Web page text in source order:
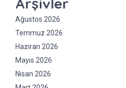
Ağustos 2026
Temmuz 2026
Haziran 2026
Mayıs 2026
Nisan 2026